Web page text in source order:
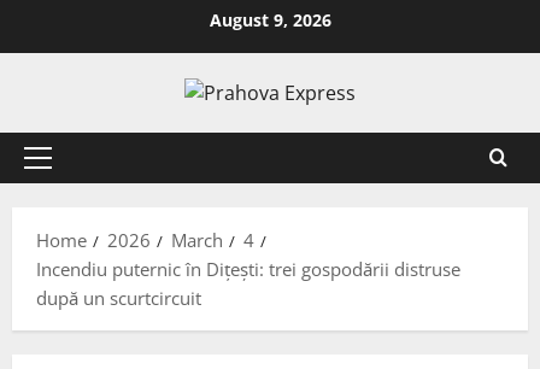
August 9, 2026
Home 2026 March
4
Incendiu puternic în Dițești: trei gospodării distruse
după un scurtcircuit